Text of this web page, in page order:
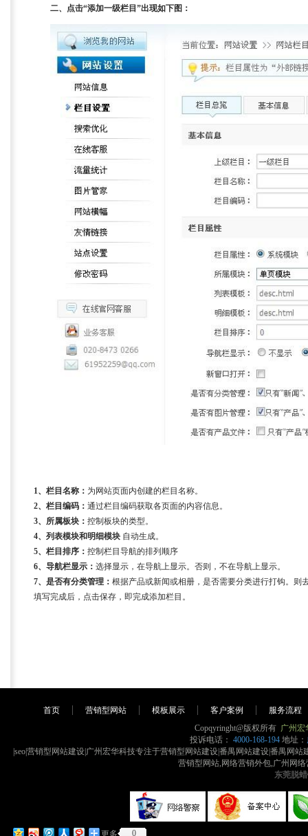
二、点击“添加一级栏目”出现如下图：
1、栏目名称： 为网站页面内创建的栏目名称。
2、栏目编码： 通过栏目编码获取各页面的内容信息。
3、所属板块： 控制板块的类型。
4、列表模块和明细模块 自动生成。
5、栏目排序： 控制栏目导航的排列顺序
6、导航栏显示： 选择显示，在导航上显示。否则，不在导航上显示。
7、是否有分类管理： 根据产品或新闻或相册，是否需要分类进行打钩。则
填写完成后，点击保存，即完成添加栏目。
首页 营销型网站 模板展示 客户案例
服务流程
Copqyringht@版权所有 广州宏
投诉电话： 4000-168-194 地址：
|seo|营销型网站建设|广州宏华科技专注于营销型网站建设|番禺网站建设|番禺网
营销型网站,网络营销外包,广州网
东莞脱
更多 0